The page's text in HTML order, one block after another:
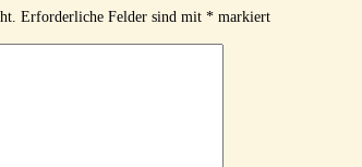
Erforderliche Felder sind mit * markiert